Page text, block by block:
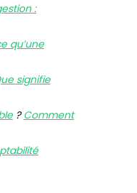
:
qu’une
signifie
?Comment